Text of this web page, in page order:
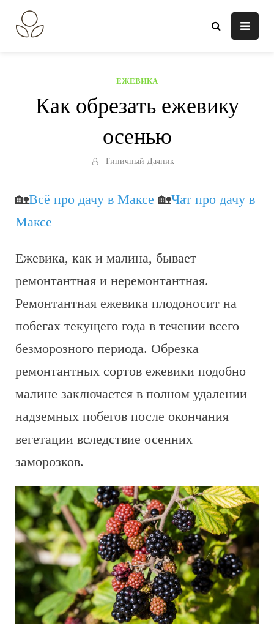
содержанию
ЕЖЕВИКА
Как обрезать ежевику
осенью
Типичный Дачник
🏡Всё про дачу в Максе 🏡Чат про дачу в
Максе
Ежевика, как и малина, бывает
ремонтантная и неремонтантная.
Ремонтантная ежевика плодоносит на
побегах текущего года в течении всего
безморозного периода. Обрезка
ремонтантных сортов ежевики подобно
малине заключается в полном удалении
надземных побегов после окончания
вегетации вследствие осенних
заморозков.